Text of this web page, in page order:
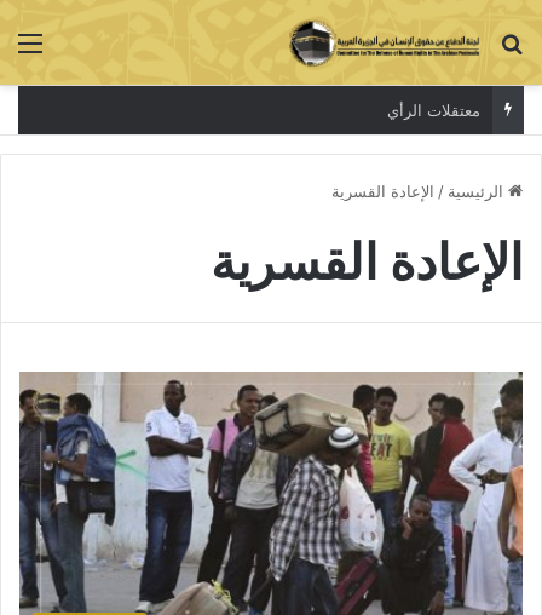
بحث عن
معتقلات الرأي
الرئيسية / الإعادة القسرية
الإعادة القسرية